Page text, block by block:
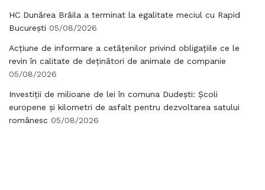
HC Dunărea Brăila a terminat la egalitate meciul cu Rapid
București 05/08/2026
Acțiune de informare a cetățenilor privind obligațiile ce le
revin în calitate de deținători de animale de companie
05/08/2026
Investiții de milioane de lei în comuna Dudești: Școli
europene și kilometri de asfalt pentru dezvoltarea satului
românesc 05/08/2026